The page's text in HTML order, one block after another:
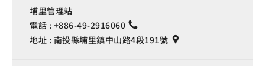
埔里管理站
電話 : +886-49-2916060
地址 : 南投縣埔里鎮中山路4段191號